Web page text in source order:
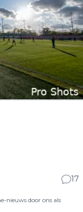
17
nieuws door ons als